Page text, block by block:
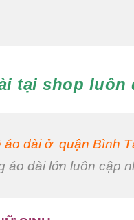
tại shop luôn
áo dài ở quận Bình
áo dài lớn luôn cập